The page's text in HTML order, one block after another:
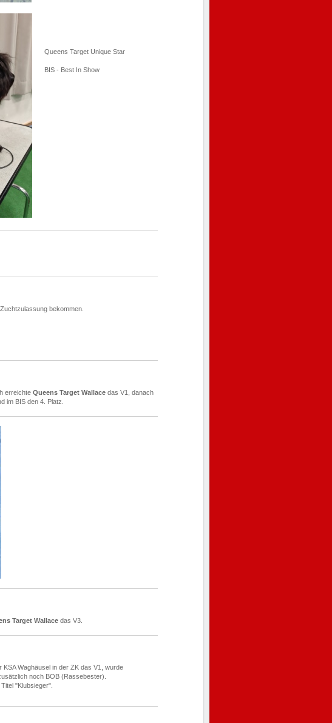
Queens Target Unique Star
BIS - Best In Show
bekommen.
erreichte Queens Target Wallace das V1, danach
im BIS den 4. Platz.
Target Wallace das V3.
KSA Waghäusel in der ZK das V1, wurde
noch BOB (Rassebester).
"Klubsieger".